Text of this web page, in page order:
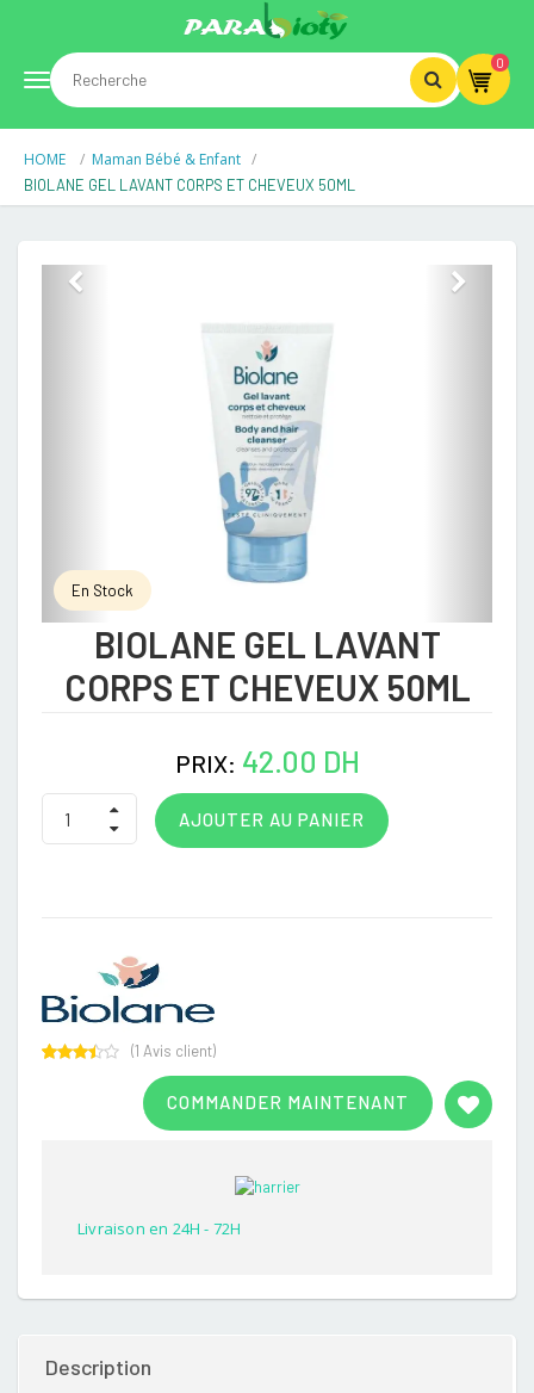
Toggle
navigation
0
HOME Maman Bébé & Enfant
BIOLANE GEL LAVANT CORPS ET CHEVEUX 50ML
En Stock
BIOLANE GEL LAVANT
CORPS ET CHEVEUX 50ML
PRIX: 42.00 DH
AJOUTER AU PANIER
COMMANDER MAINTENANT
(1 Avis client)
Livraison en 24H - 72H
Description